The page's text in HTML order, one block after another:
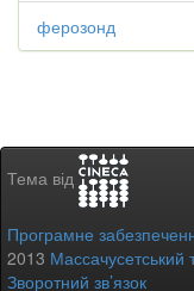
ферозонд
Тема від
Програмне
2013 Массачусетський
Зворотний зв’язок